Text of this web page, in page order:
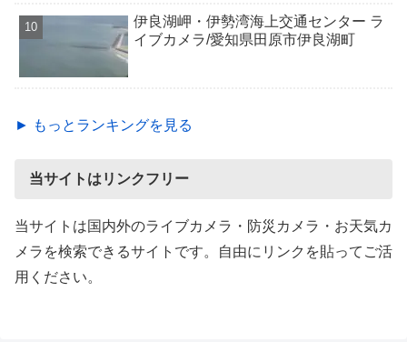
伊良湖岬・伊勢湾海上交通センター ラ
イブカメラ/愛知県田原市伊良湖町
► もっとランキングを見る
当サイトはリンクフリー
当サイトは国内外のライブカメラ・防災カメラ・お天気カ
メラを検索できるサイトです。自由にリンクを貼ってご活
用ください。